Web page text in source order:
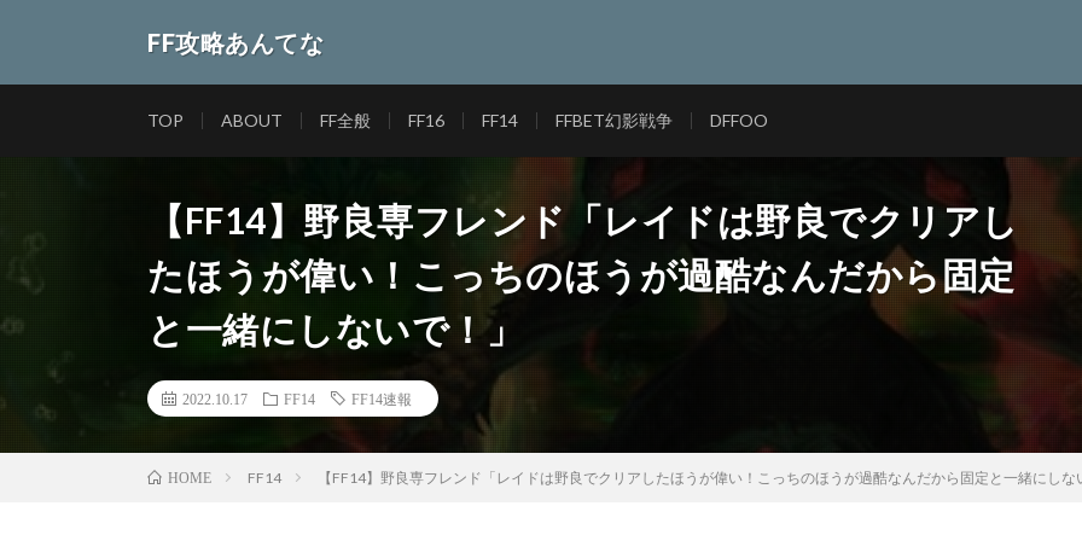
FF攻略あんてな
TOP ABOUT FF全般 FF16 FF14 FFBET幻影戦争 DFFOO
【FF14】野良専フレンド「レイドは野良でクリアし
たほうが偉い！こっちのほうが過酷なんだから固定
と一緒にしないで！」
2022.10.17 FF14 FF14速報
HOME FF14 【FF14】野良専フレンド「レイドは野良でクリアしたほうが偉い！こっちのほうが過酷なんだから固定と一緒にしな